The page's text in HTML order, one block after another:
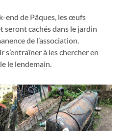
end de Pâques, les œufs
seront cachés dans le jardin
de l’association.
s’entraîner à les chercher en
le lendemain.